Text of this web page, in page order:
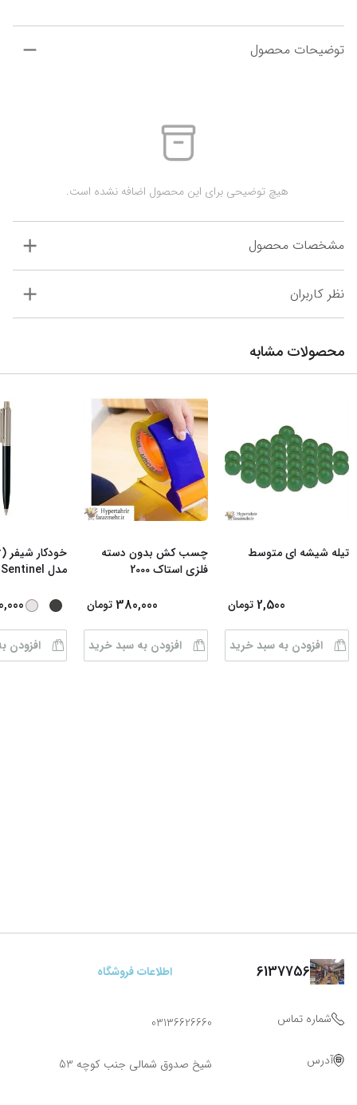
توضیحات محصول
مشخصات محصول
نظر کاربران
محصولات مشابه
تیله شیشه ای متوسط
2,500 تومان
افزودن به سبد خرید
چسب کش بدون دسته
فلزی استاک 2000
380,000 تومان
افزودن به سبد خرید
مدل Sentinel رن
افزودن
6137756 اطلاعات فروشگاه
شماره تماس 03136626660
آدرس شیخ صدوق شمالی جنب کوچه 53